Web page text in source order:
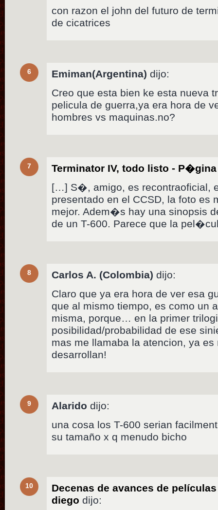
con razon el john del futuro de
de cicatrices
6 Emiman(Argentina) dijo:
Creo que esta bien ke esta nueva
pelicula de guerra,ya era hora de
hombres vs maquinas.no?
7
Terminator IV, todo listo -
[…] S�, amigo, es recontraoficial,
presentado en el CCSD, la foto es
mejor. Adem�s hay una sinopsis
de un T-600. Parece que la
8 Carlos A. (Colombia) dijo:
Claro que ya era hora de ver esa
que al mismo tiempo, es como un
misma, porque… en la primer
posibilidad/probabilidad de ese
mas me llamaba la atencion, ya
desarrollan!
9 Alarido dijo:
una cosa los T-600 serian
su tamaño x q menudo bicho
10
Decenas de avances de
diego dijo: